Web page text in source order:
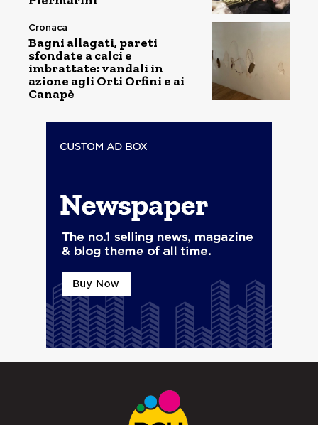
Cronaca
Bagni allagati, pareti
sfondate a calci e
imbrattate: vandali in
azione agli Orti Orfini e ai
Canapè